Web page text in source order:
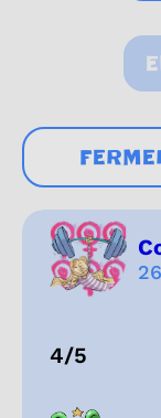
4/5